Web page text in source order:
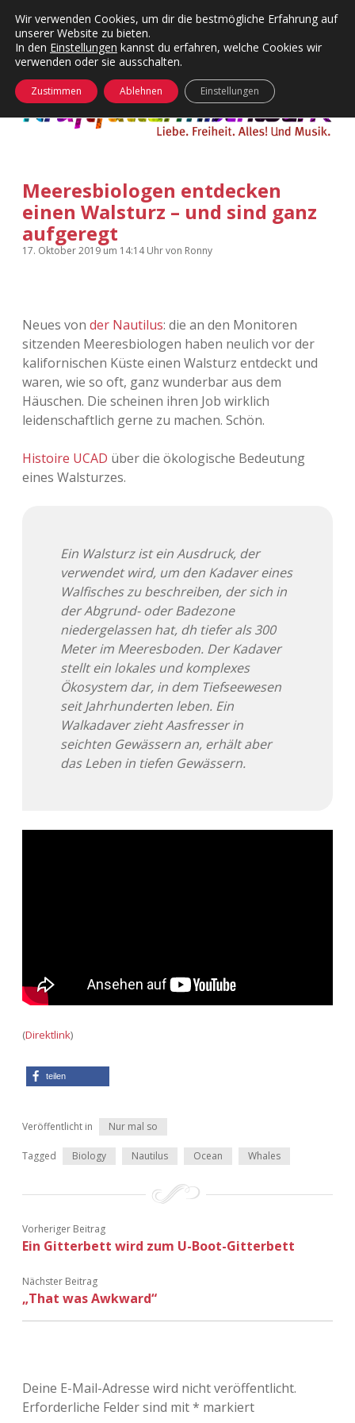
Kategorien
Menü
24 Hours Chilling
Die Wende
KFMW-Disco
Täglicher Sinnwahn
Visuelles
Wandnotizen
KFMW-Disco
Dates
Contact
Dropdown-
Adventskalender 2012
Adventskalender 2013
Adventskalender 2014
Adventskalender 2015
Adventskalender 2018
Adventskalender 2019
Adventskalender 2020
Adventskalender 2021
Adventskalender 2022
Adventskalender 2023
öffnen
Meeresbiologen entdecken
einen Walsturz – und sind ganz
aufgeregt
17. Oktober 2019 um 14:14 Uhrvon Ronny
Neues von der Nautilus: die an den Monitoren
sitzenden Meeresbiologen haben neulich vor der
kalifornischen Küste einen Walsturz entdeckt und
waren, wie so oft, ganz wunderbar aus dem
Häuschen. Die scheinen ihren Job wirklich
leidenschaftlich gerne zu machen. Schön.
Histoire UCAD über die ökologische Bedeutung
eines Walsturzes.
Ein Walsturz ist ein Ausdruck, der
verwendet wird, um den Kadaver eines
Walfisches zu beschreiben, der sich in
der Abgrund- oder Badezone
niedergelassen hat, dh tiefer als 300
Meter im Meeresboden. Der Kadaver
stellt ein lokales und komplexes
Ökosystem dar, in dem Tiefseewesen
seit Jahrhunderten leben. Ein
Walkadaver zieht Aasfresser in
seichten Gewässern an, erhält aber
das Leben in tiefen Gewässern.
(Direktlink)
teilen
Veröffentlicht in Nur mal so
Tagged Biology Nautilus Ocean Whales
Vorheriger Beitrag
Ein Gitterbett wird zum U-Boot-Gitterbett
Nächster Beitrag
„That was Awkward“
Deine E-Mail-Adresse wird nicht veröffentlicht.
Erforderliche Felder sind mit* markiert
Wir verwenden Cookies, um dir die bestmögliche Erfahrung auf
unserer Website zu bieten.
In den Einstellungen kannst du erfahren, welche Cookies wir
verwenden oder sie ausschalten.
Zustimmen Ablehnen Einstellungen